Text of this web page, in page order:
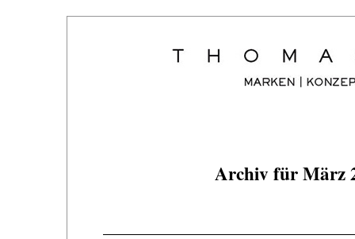
Archiv für März